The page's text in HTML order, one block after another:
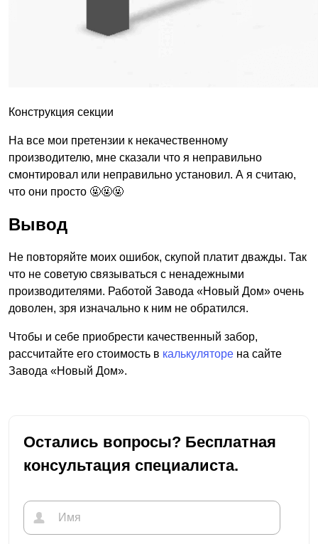
Конструкция секции
На все мои претензии к некачественному
производителю, мне сказали что я неправильно
смонтировал или неправильно установил. А я считаю,
что они просто 🤬🤬🤬
Вывод
Не повторяйте моих ошибок, скупой платит дважды. Так
что не советую связываться с ненадежными
производителями. Работой Завода «Новый Дом» очень
доволен, зря изначально к ним не обратился.
Чтобы и себе приобрести качественный забор,
рассчитайте его стоимость в калькуляторе на сайте
Завода «Новый Дом».
Остались вопросы? Бесплатная
консультация специалиста.